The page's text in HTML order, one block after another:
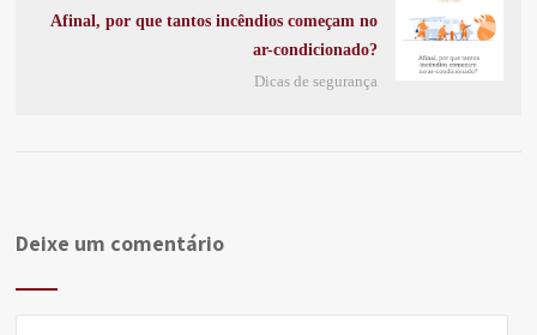
Afinal, por que tantos incêndios começam no
ar-condicionado?
Dicas de segurança
Deixe um comentário